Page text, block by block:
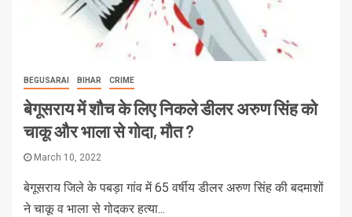
BEGUSARAI BIHAR CRIME
बेगूसराय में शौच के लिए निकले डीलर अरुण सिंह को
चाकू और भाला से गोदा, मौत ?
March 10, 2022
बेगूसराय जिले के पबड़ा गांव में 65 वर्षीय डीलर अरुण सिंह की बदमाशों
ने चाकू व भाला से गोदकर हत्या...